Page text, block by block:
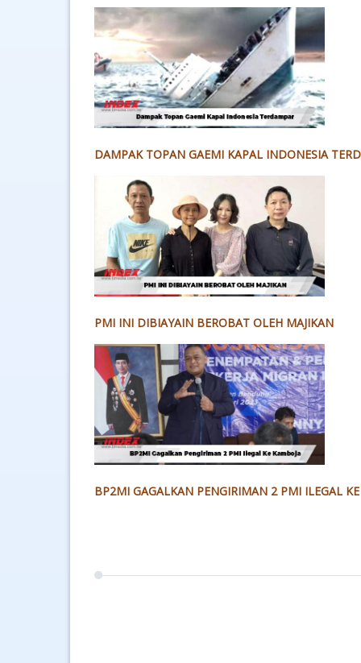
DAMPAK TOPAN GAEMI KAPAL INDONESIA
PMI INI DIBIAYAIN BEROBAT OLEH MAJIKAN
BP2MI GAGALKAN PENGIRIMAN 2 PMI ILEGAL